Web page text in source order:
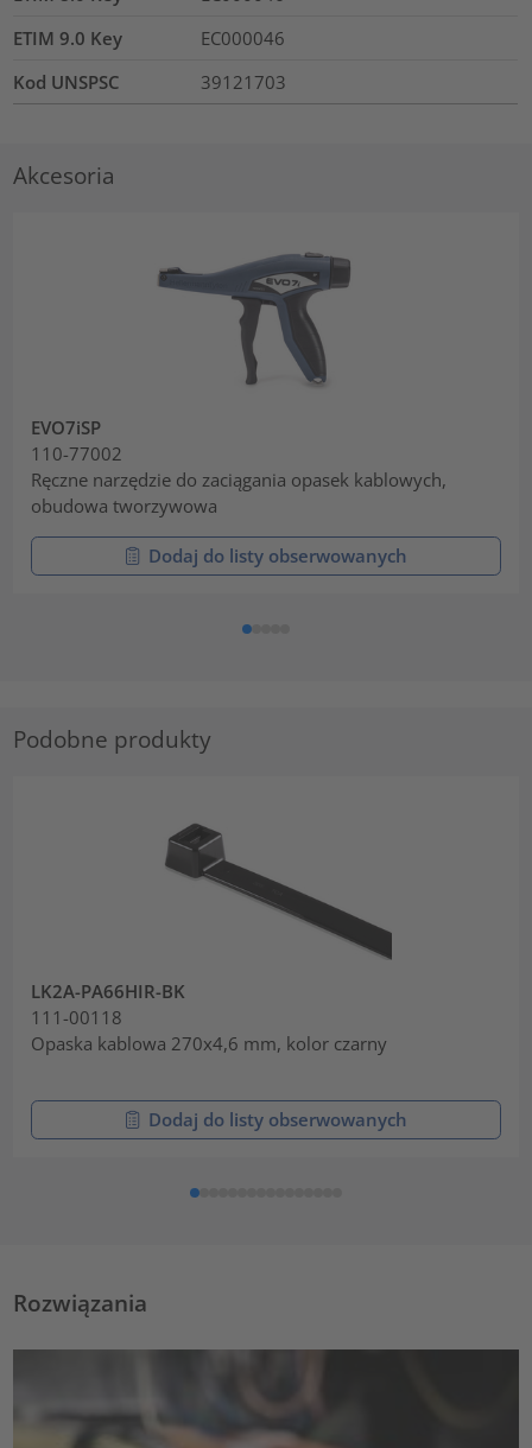
ETIM 9.0 Key
EC000046
Kod UNSPSC
39121703
Akcesoria
EVO7iSP
110-77002
Ręczne narzędzie do zaciągania opasek kablowych,
obudowa tworzywowa
Dodaj do listy obserwowanych
Podobne produkty
LK2A-PA66HIR-BK
111-00118
Opaska kablowa 270x4,6 mm, kolor czarny
Dodaj do listy obserwowanych
Rozwiązania